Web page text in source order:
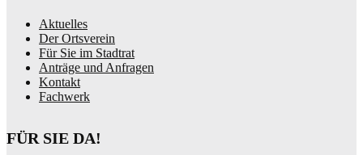
Aktuelles
Der Ortsverein
Für Sie im Stadtrat
Anträge und Anfragen
Kontakt
Fachwerk
FÜR SIE DA!